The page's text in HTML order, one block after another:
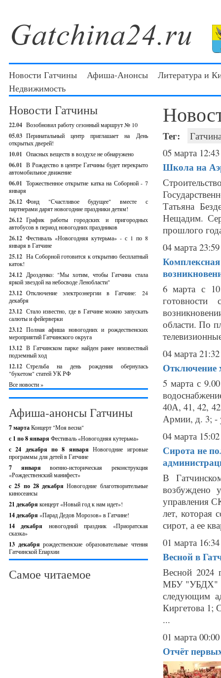
Новости Гатчины Афиша-Анонсы
Литература и
Недвижимость
Новости Гатчины
22.04 Возобновил работу сезонный маршрут № 10
05.03 Перинатальный центр приглашает на День
открытых дверей!
10.01 Опасных веществ в воздухе не обнаружено
06.01 В Рождество в центре Гатчины будет перекрыто
автомобильное движение
06.01 Торжественное открытие катка на Соборной - 7
января
26.12 Фонд "Счастливое будущее" вместе с
партнерами дарят новогодние праздники детям!
26.12 График работы городских и пригородных
автобусов в период новогодних праздников
26.12 Фестиваль «Новогодняя кутерьма» - с 1 по 8
января в Гатчине
25.12 На Соборной готовится к открытию бесплатный
каток!
24.12 Дрозденко: "Мы хотим, чтобы Гатчина стала
яркой звездой на небосводе Ленобласти"
23.12 Отключение электроэнергии в Гатчине: 24
декабря
23.12 Стало известно, где в Гатчине можно запускать
салюты и фейерверки
23.12 Полная афиша новогодних и рождественских
мероприятий Гатчинского округа
13.12 В Гатчинском парке найден ранее неизвестный
подземный ход
12.12 Стрельба на день рождения обернулась
"букетом" статей УК РФ
Все новости »
Афиша-анонсы Гатчины
7 мартаКонцерт "Моя весна"
с 1 по 8 января Фестиваль «Новогодняя кутерьма»
с 24 декабря по 8 январяНовогодние игровые
программы для детей в Гатчине
7 январявоенно-историческая реконструкция
«Рождественский манифест»
c 25 по 28 декабряНовогодние благотворительные
киносеансы
21 декабря концерт «Новый год к нам идет»!
14 декабря «Парад Дедов Морозов» в Гатчине!
14 декабря новогодний праздник «Приоратская
сказка»
13 декабрярождественские образовательные чтения
Гатчинской Епархии
Самое читаемое
Тег:
05 марта 12:43
Школа на
Татьяна
Нещадим.
прошлого
04 марта 23:59
Комплексная
6 марта с 10
области. По
04 марта 21:32
Отключение
5 марта с
40А, 41, 42,
Армии, д. 3; -
04 марта 15:02
Сирота не
В
возбуждено
управления
лет, которая
сирот, а ее
01 марта 16:34
Весной в
Весной 2024
МБУ "УБДХ"
следующим
Киргетова 1;
...
01 марта 00:00
Отчёт